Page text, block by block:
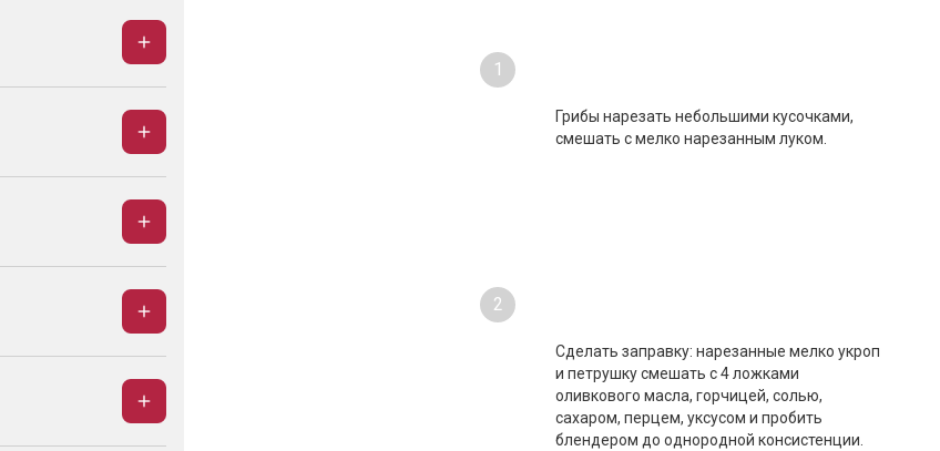
1
2
Грибы нарезать небольшими кусочками,
смешать с мелко нарезанным луком.
Сделать заправку: нарезанные мелко укроп
и петрушку смешать с 4 ложками
оливкового масла, горчицей, солью,
сахаром, перцем, уксусом и пробить
блендером до однородной консистенции.